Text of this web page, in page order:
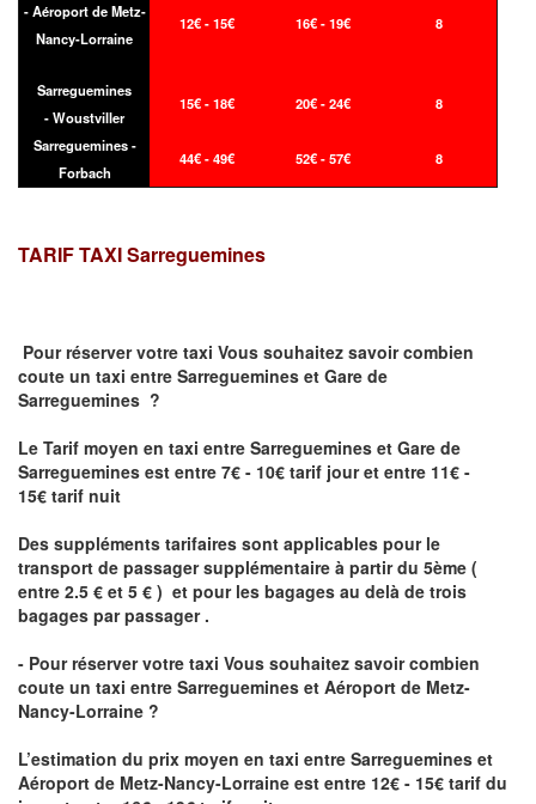
- Aéroport de Metz-
Nancy-Lorraine
12€ - 15€ 16€ - 19€ 8
Sarreguemines
- Woustviller
15€ - 18€ 20€ - 24€ 8
Sarreguemines -
Forbach
44€ - 49€ 52€ - 57€ 8
TARIF TAXISarreguemines
Pour réserver votre taxi Vous souhaitez savoircombien
coute un taxi entre Sarreguemines et Gare de
Sarreguemines ?
Le Tarif moyen en taxi entre Sarreguemines et Gare de
Sarreguemines est entre 7€ - 10€ tarif jour et entre 11€ -
15€ tarif nuit
Des suppléments tarifaires sont applicables pour le
transport de passager supplémentaire à partir du 5ème (
entre 2.5 € et 5 € ) et pour les bagages au delà de trois
bagages par passager .
- Pour réserver votre taxi Vous souhaitez savoircombien
coute un taxi entre Sarreguemines et Aéroport de Metz-
Nancy-Lorraine ?
L’estimation du prix moyen en taxi entre Sarreguemines et
Aéroport de Metz-Nancy-Lorraine est entre 12€ - 15€ tarif du